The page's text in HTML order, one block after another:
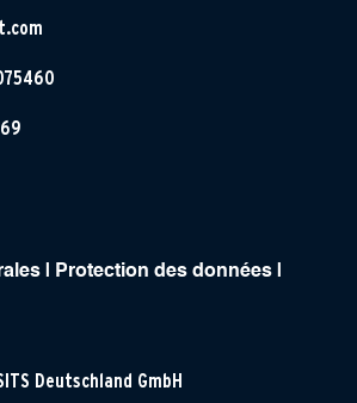
Protection des données
Deutschland GmbH